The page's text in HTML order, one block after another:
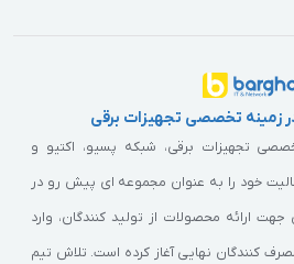
زمینه تخصصی تجهیزات برقی
تجهیزات برقی، شبکه پسیو، اکتیو و
خود را به عنوان مجموعه ای پیش رو در
ارائه محصولات از تولید کنندگان، وارد
کنندگان نهایی آغاز کرده است. تلاش تیم